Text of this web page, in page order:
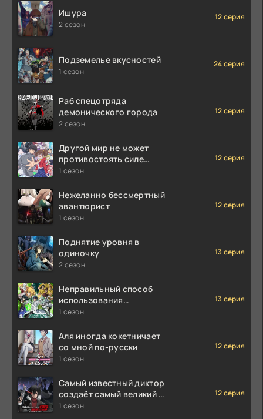
Ишура
2 сезон
12 серия
Подземелье вкусностей
1 сезон
24 серия
Раб спецотряда
демонического города
2 сезон
12 серия
Другой мир не может
противостоять силе
мгновенной смерти
1 сезон
12 серия
Нежеланно бессмертный
авантюрист
1 сезон
12 серия
Поднятие уровня в
одиночку
2 сезон
13 серия
Неправильный способ
использования
исцеляющей магии
1 сезон
13 серия
Аля иногда кокетничает
со мной по-русски
1 сезон
12 серия
Самый известный диктор
создаёт самый великий в
мире клан
1 сезон
12 серия